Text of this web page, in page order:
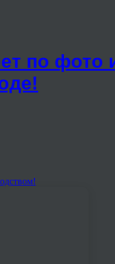
по фото